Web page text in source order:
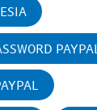
PAYPAL